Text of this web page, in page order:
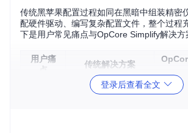
传统黑苹果配置过程如同在黑暗中组装精密
配硬件驱动、编写复杂配置文件，整个过程
下是用户常见痛点与OpCore Simplify解决方
用户痛
点
传统解决方案
手动运行多个检测
一键生
登录后查看全文